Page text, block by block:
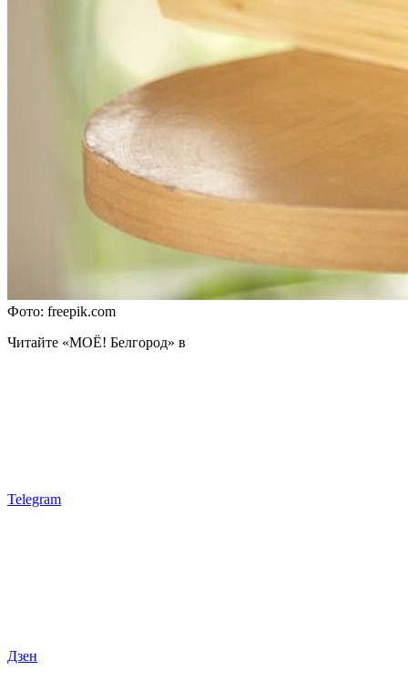
Фото: freepik.com
Читайте «МОЁ! Белгород» в
Telegram
Дзен